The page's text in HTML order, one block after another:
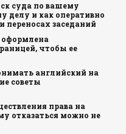
суда по вашему
делу и как оперативно
переносах заседаний
чтобы ее
английский на
советы
права на
отказаться можно не